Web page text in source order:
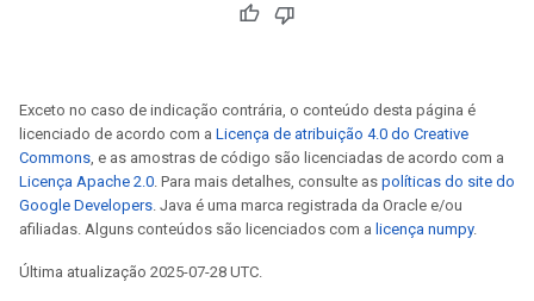
Exceto no caso de indicação contrária, o conteúdo desta página é
licenciado de acordo com a Licença de atribuição 4.0 do Creative
Commons, e as amostras de código são licenciadas de acordo com a
Licença Apache 2.0. Para mais detalhes, consulte as políticas do site do
Google Developers. Java é uma marca registrada da Oracle e/ou
afiliadas. Alguns conteúdos são licenciados com a licença numpy.
Última atualização 2025-07-28 UTC.